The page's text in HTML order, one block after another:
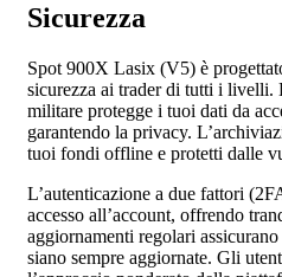
Sicurezza
Spot 900X Lasix (V5) è
sicurezza ai trader di tutti i
militare protegge i tuoi dati da
garantendo la privacy.
tuoi fondi offline e protetti dalle
L’autenticazione a due fattori
accesso all’account, offrendo
aggiornamenti regolari
siano sempre aggiornate. Gli